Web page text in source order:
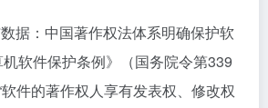
据：中国著作权法体系明确保护软
软件保护条例》（国务院令第339
件的著作权人享有发表权、修改权